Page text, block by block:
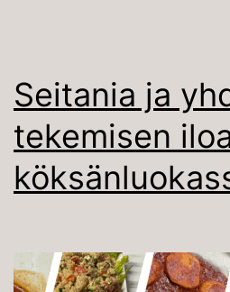
Seitania ja
tekemisen